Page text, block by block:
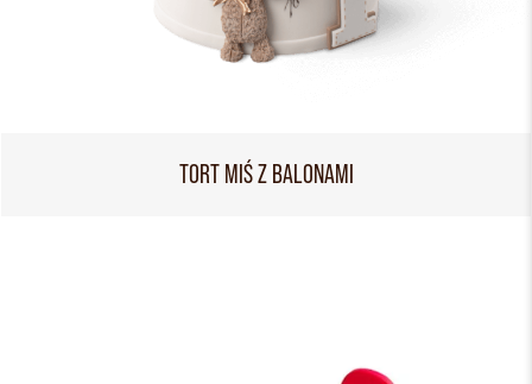
TORT MIŚ Z BALONAMI